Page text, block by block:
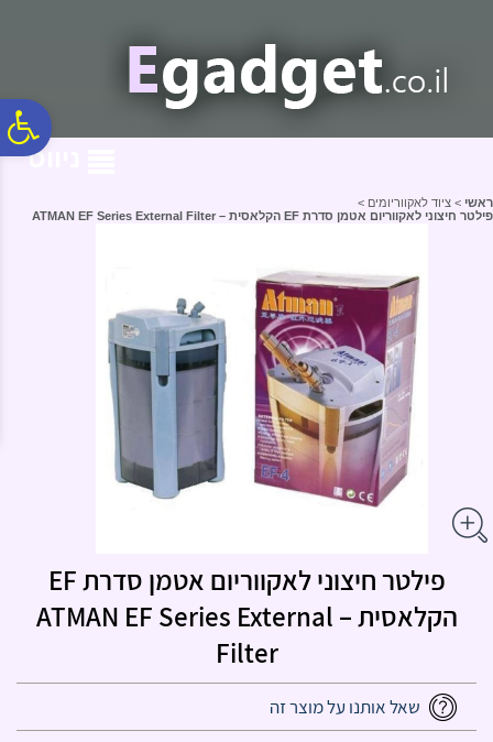
המרכזי
ניווט
ראשי > ציוד לאקווריומים >
פילטר חיצוני לאקווריום אטמן סדרת EF הקלאסית – ATMAN EF Series External Filter
פילטר חיצוני לאקווריום אטמן סדרת EF
הקלאסית – ATMAN EF Series External
Filter
שאל אותנו על מוצר זה